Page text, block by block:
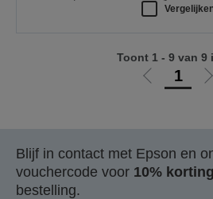
Ga
1
Ga
Toont 1 - 9 van 9
Blijf in contact met Epson en
vouchercode voor 10%
bestelling.